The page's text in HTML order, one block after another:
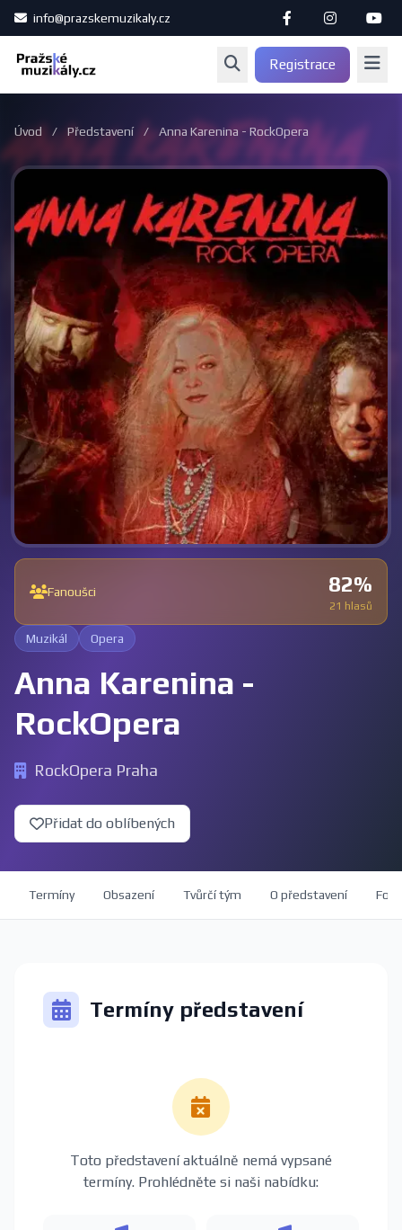
info@prazskemuzikaly.cz
Registrace
Úvod / Představení / Anna Karenina - RockOpera
Fanoušci 82%
21 hlasů
Muzikál Opera
Anna Karenina -
RockOpera
RockOpera Praha
Přidat do oblíbených
Termíny Obsazení Tvůrčí tým O představení
Termíny představení
Toto představení aktuálně nemá vypsané
termíny. Prohlédněte si naši nabídku: